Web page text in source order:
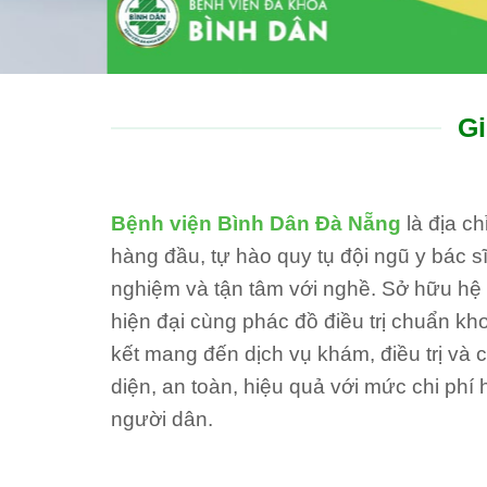
Bệnh viện Bình Dân Đà Nẵng là địa
hàng đầu, tự hào quy tụ đội ngũ y bác
nghiệm và tận tâm với nghề. Sở hữu
hiện đại cùng phác đồ điều trị chuẩn
kết mang đến dịch vụ khám, điều trị và
diện, an toàn, hiệu quả với mức chi phí
người dân.